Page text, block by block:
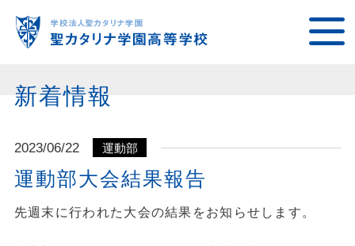
新着情報
2023/06/22 運動部
運動部大会結果報告
先週末に行われた大会の結果をお知らせします。